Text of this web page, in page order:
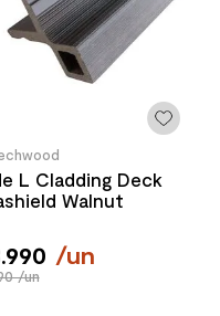
L Cladding Deck
Walnut
.990 /un
/un